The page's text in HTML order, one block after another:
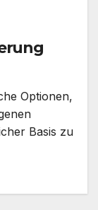
Optionen,
Basis zu